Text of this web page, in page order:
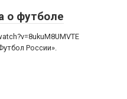
о футболе
России».